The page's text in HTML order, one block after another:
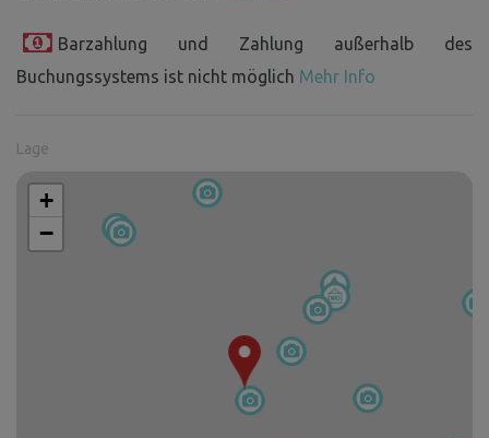
Barzahlung und Zahlung außerhalb des
Buchungssystems ist nicht möglich Mehr Info
Lage
+
−